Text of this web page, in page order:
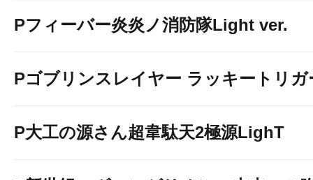
Pフィーバー炎炎ノ消防隊Light ver.
Pゴブリンスレイヤー ラッキートリガ
P大工の源さん超韋駄天2極源LighT